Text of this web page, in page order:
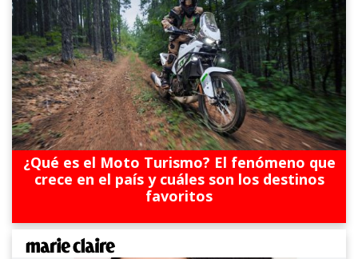
¿Qué es el Moto Turismo? El fenómeno que
crece en el país y cuáles son los destinos
favoritos